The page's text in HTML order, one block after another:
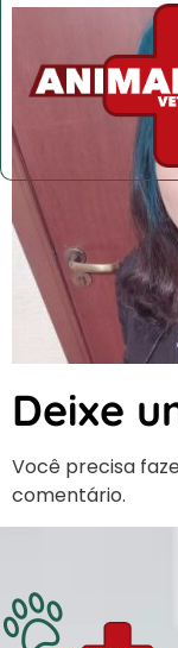
Deixe
Você precisa
comentário.